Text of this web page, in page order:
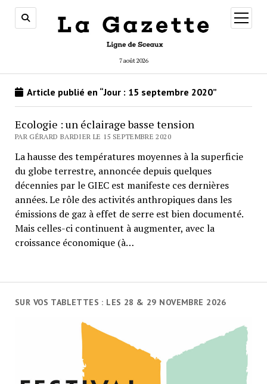
7 août 2026
ouvrir
menu
SUR VOS TABLETTES : LES 28 & 29 NOVEMBRE 2026
Article publié en “Jour : 15 septembre 2020”
Ecologie : un éclairage basse tension
PAR GÉRARD BARDIER LE 15 SEPTEMBRE 2020
La hausse des températures moyennes à la superficie
du globe terrestre, annoncée depuis quelques
décennies par le GIEC est manifeste ces dernières
années. Le rôle des activités anthropiques dans les
émissions de gaz à effet de serre est bien documenté.
Mais celles-ci continuent à augmenter, avec la
croissance économique (à…